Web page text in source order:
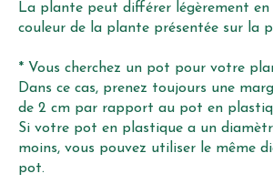
La plante peut différer légèrement
couleur de la plante présentée sur la
* Vous cherchez un pot pour votre
Dans ce cas, prenez toujours une
de 2 cm par rapport au pot en
Si votre pot en plastique a un
moins, vous pouvez utiliser le même
pot.